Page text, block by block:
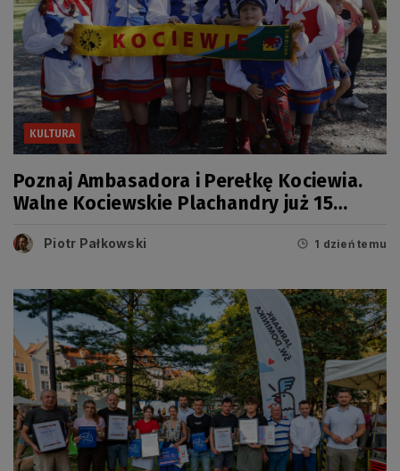
KULTURA
Poznaj Ambasadora i Perełkę Kociewia.
Walne Kociewskie Plachandry już 15
Piotr Pałkowski 1 dzień temu